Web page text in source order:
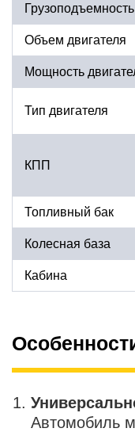
Грузоподъемность
Объем двигателя
Мощность
Тип двигателя
КПП
Топливный бак
Колесная база
Кабина
Автомобиль